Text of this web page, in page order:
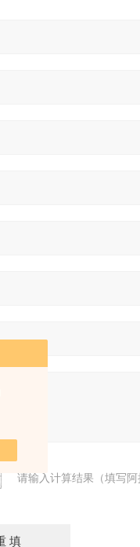
请输入计算结果（填写